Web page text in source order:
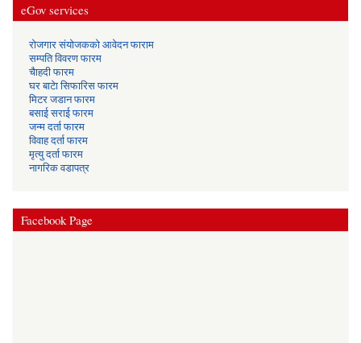
eGov services
रोजगार संयोजकको आवेदन फाराम
सम्पति विवरण फारम
चैाहदी फारम
घर बाटेा सिफारिस फारम
मिटर जडान फारम
बसाई सराई फारम
जन्म दर्ता फारम
विवाह दर्ता फारम
मृत्यु दर्ता फारम
नागरिक वडापत्र
Facebook Page